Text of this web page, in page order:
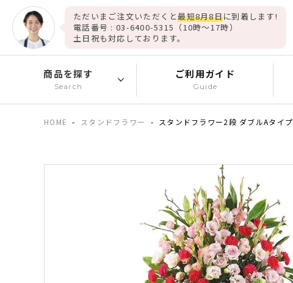
ただいまご注文いただくと最短8月8日に到着します!
電話番号 : 03-6400-5315（10時～17時）
土日祝も対応しております。
商品を探す
Search
ご利用ガイド
Guide
HOME スタンドフラワー スタンドフラワー2段 ダブルAタイプ